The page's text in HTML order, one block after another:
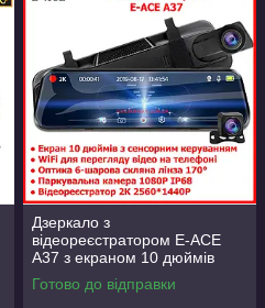
Дзеркало з
відеореєстратором E-ACE
A37 з екраном 10 дюймів
2.5K 1440P WiFi+камера
паркування 1080P 10 м
Готово до відправки